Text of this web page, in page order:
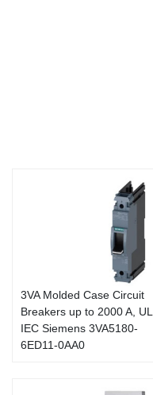
3VA Molded Case Circuit
Breakers up to 2000 A,
IEC Siemens 3VA5180-
6ED11-0AA0